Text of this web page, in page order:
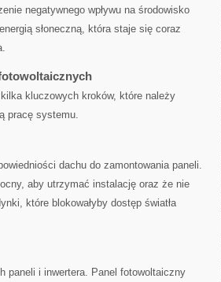
‍negatywnego wpływu na środowisko⁣
‍słoneczną, która staje się‍ coraz
​kluczowych kroków, które należy
⁤pracę ‌systemu.
dachu do zamontowania paneli.
aby utrzymać ⁢instalację oraz że nie
które‍ blokowałyby dostęp światła
paneli i inwertera. ⁣Panel fotowoltaiczny